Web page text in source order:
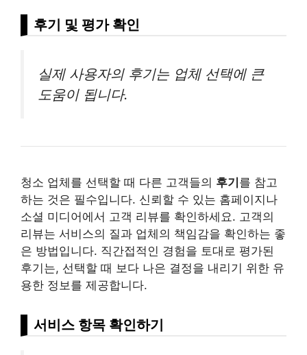
후기 및 평가 확인
실제 사용자의 후기는 업체 선택에 큰
도움이 됩니다.
청소 업체를 선택할 때 다른 고객들의 후기 를 참고
하는 것은 필수입니다. 신뢰할 수 있는 홈페이지나
소셜 미디어에서 고객 리뷰를 확인하세요. 고객의
리뷰는 서비스의 질과 업체의 책임감을 확인하는 좋
은 방법입니다. 직간접적인 경험을 토대로 평가된
후기는, 선택할 때 보다 나은 결정을 내리기 위한 유
용한 정보를 제공합니다.
서비스 항목 확인하기